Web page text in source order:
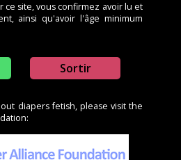
ce site, vous confirmez avoir lu et
ainsi qu'avoir l'âge minimum
Sortir
diapers fetish, please visit the